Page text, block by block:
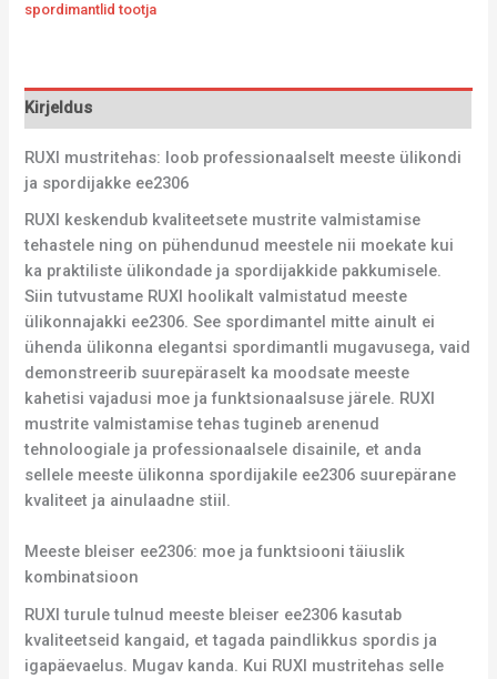
spordimantlid tootja
Kirjeldus
RUXI mustritehas: loob professionaalselt meeste ülikondi
ja spordijakke ee2306
RUXI keskendub kvaliteetsete mustrite valmistamise
tehastele ning on pühendunud meestele nii moekate kui
ka praktiliste ülikondade ja spordijakkide pakkumisele.
Siin tutvustame RUXI hoolikalt valmistatud meeste
ülikonnajakki ee2306. See spordimantel mitte ainult ei
ühenda ülikonna elegantsi spordimantli mugavusega, vaid
demonstreerib suurepäraselt ka moodsate meeste
kahetisi vajadusi moe ja funktsionaalsuse järele. RUXI
mustrite valmistamise tehas tugineb arenenud
tehnoloogiale ja professionaalsele disainile, et anda
sellele meeste ülikonna spordijakile ee2306 suurepärane
kvaliteet ja ainulaadne stiil.
Meeste bleiser ee2306: moe ja funktsiooni täiuslik
kombinatsioon
RUXI turule tulnud meeste bleiser ee2306 kasutab
kvaliteetseid kangaid, et tagada paindlikkus spordis ja
igapäevaelus. Mugav kanda. Kui RUXI mustritehas selle